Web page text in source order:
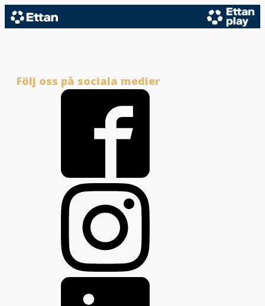
Följ oss på sociala medier